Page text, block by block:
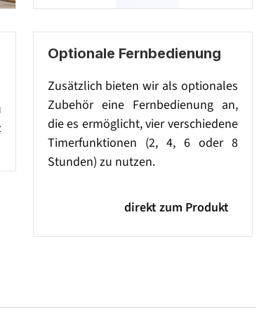
Optionale Fernbedienung
Zusätzlich bieten wir als optionales
Zubehör eine Fernbedienung an,
die es ermöglicht, vier verschiedene
Timerfunktionen (2, 4, 6 oder 8
Stunden) zu nutzen.
direkt zum Produkt